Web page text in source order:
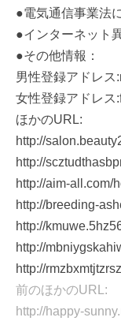
●電気通信事業法
●インターネット
●その他情報：
男性登録アドレ
女性登録アドレス
ほかのURL:
http://
http://
http://aim-all.com/
http://breeding-
http://
http://
http://
前のほかのURL:
http://happy-